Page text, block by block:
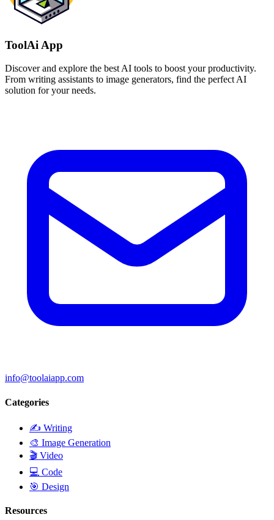
ToolAi App
Discover and explore the best AI tools to boost your productivity.
From writing assistants to image generators, find the perfect AI
solution for your needs.
info@toolaiapp.com
Categories
✍️ Writing
🎨 Image Generation
🎬 Video
💻 Code
🎯 Design
Resources